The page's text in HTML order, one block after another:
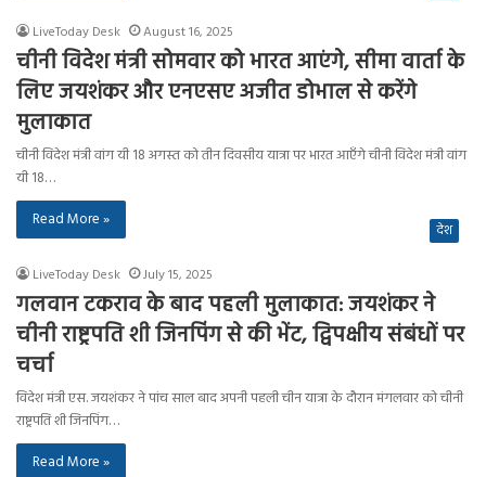
LiveToday Desk August 16, 2025
चीनी विदेश मंत्री सोमवार को भारत आएंगे, सीमा वार्ता के
लिए जयशंकर और एनएसए अजीत डोभाल से करेंगे
मुलाकात
चीनी विदेश मंत्री वांग यी 18 अगस्त को तीन दिवसीय यात्रा पर भारत आएँगे चीनी विदेश मंत्री वांग
यी 18…
Read More »
देश
LiveToday Desk July 15, 2025
गलवान टकराव के बाद पहली मुलाकात: जयशंकर ने
चीनी राष्ट्रपति शी जिनपिंग से की भेंट, द्विपक्षीय संबंधों पर
चर्चा
विदेश मंत्री एस. जयशंकर ने पांच साल बाद अपनी पहली चीन यात्रा के दौरान मंगलवार को चीनी
राष्ट्रपति शी जिनपिंग…
Read More »